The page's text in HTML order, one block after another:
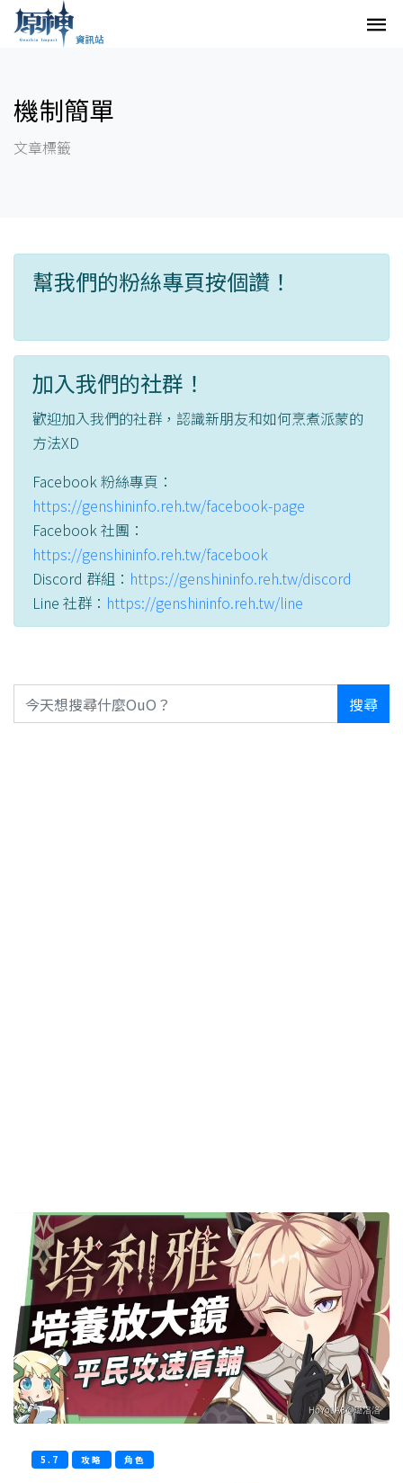
機制簡單
文章標籤
幫我們的粉絲專頁按個讚！
加入我們的社群！
歡迎加入我們的社群，認識新朋友和如何烹煮派蒙的
方法XD
Facebook 粉絲專頁：
https://genshininfo.reh.tw/facebook-page
Facebook 社團：
https://genshininfo.reh.tw/facebook
Discord 群組： https://genshininfo.reh.tw/discord
Line 社群： https://genshininfo.reh.tw/line
搜尋
5.7 攻略 角色